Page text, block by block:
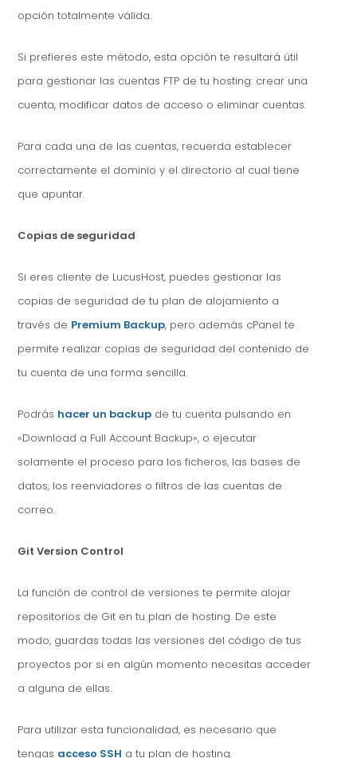
opción totalmente válida.
Si prefieres este método, esta opción te resultará útil
para gestionar las cuentas FTP de tu hosting: crear una
cuenta, modificar datos de acceso o eliminar cuentas.
Para cada una de las cuentas, recuerda establecer
correctamente el dominio y el directorio al cual tiene
que apuntar.
Copias de seguridad
Si eres cliente de LucusHost, puedes gestionar las
copias de seguridad de tu plan de alojamiento a
través de Premium Backup, pero además cPanel te
permite realizar copias de seguridad del contenido de
tu cuenta de una forma sencilla.
Podrás hacer un backup de tu cuenta pulsando en
«Download a Full Account Backup», o ejecutar
solamente el proceso para los ficheros, las bases de
datos, los reenviadores o filtros de las cuentas de
correo.
Git Version Control
La función de control de versiones te permite alojar
repositorios de Git en tu plan de hosting. De este
modo, guardas todas las versiones del código de tus
proyectos por si en algún momento necesitas acceder
a alguna de ellas.
Para utilizar esta funcionalidad, es necesario que
tengas acceso SSH a tu plan de hosting.